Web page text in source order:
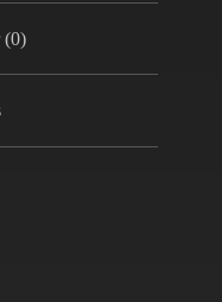
(0)